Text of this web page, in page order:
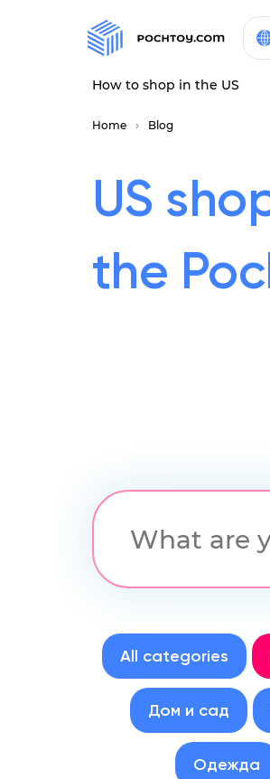
How to shop in the US
Home Blog
US
the
All categories
Дом и сад
Одежда